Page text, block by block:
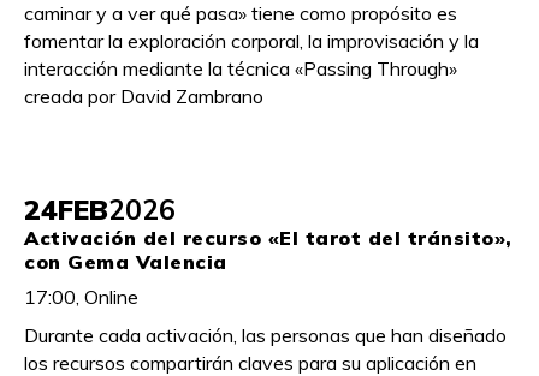
caminar y a ver qué pasa» tiene como propósito es
fomentar la exploración corporal, la improvisación y la
interacción mediante la técnica «Passing Through»
creada por David Zambrano
24FEB2026
Activación del recurso «El tarot del tránsito»,
con Gema Valencia
17:00, Online
Durante cada activación, las personas que han diseñado
los recursos compartirán claves para su aplicación en